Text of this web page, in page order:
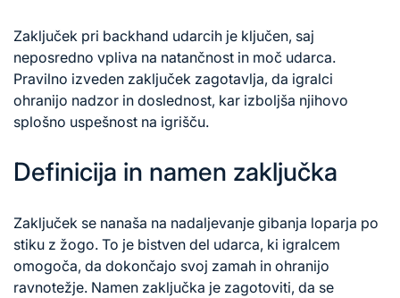
Zaključek pri backhand udarcih je ključen, saj
neposredno vpliva na natančnost in moč udarca.
Pravilno izveden zaključek zagotavlja, da igralci
ohranijo nadzor in doslednost, kar izboljša njihovo
splošno uspešnost na igrišču.
Definicija in namen zaključka
Zaključek se nanaša na nadaljevanje gibanja loparja po
stiku z žogo. To je bistven del udarca, ki igralcem
omogoča, da dokončajo svoj zamah in ohranijo
ravnotežje. Namen zaključka je zagotoviti, da se